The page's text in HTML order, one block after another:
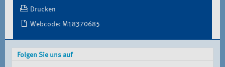
Drucken
Webcode: M18370685
Folgen Sie uns auf